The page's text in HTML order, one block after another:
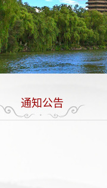
通知公告